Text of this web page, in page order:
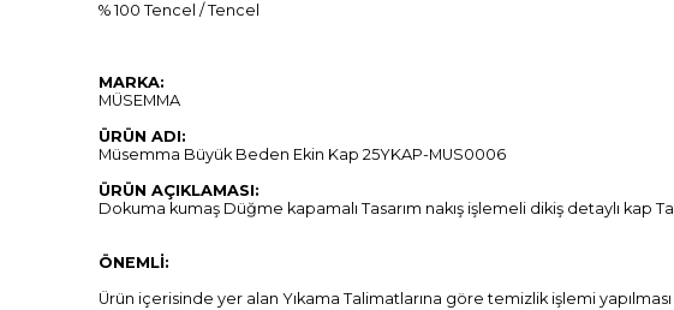
% 100 Tencel / Tencel
MARKA:
MÜSEMMA
ÜRÜN ADI:
Müsemma Büyük Beden Ekin Kap 25YKAP-MUS0006
ÜRÜN AÇIKLAMASI:
Dokuma kumaş Düğme kapamalı Tasarım nakış işlemeli dikiş detaylı kap
ÖNEMLİ:
Ürün içerisinde yer alan Yıkama Talimatlarına göre temizlik işlemi